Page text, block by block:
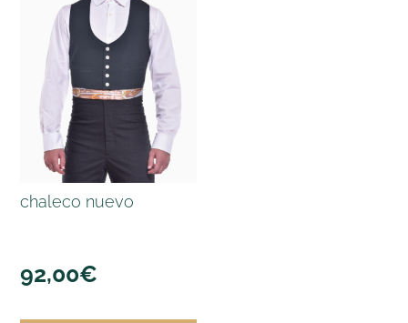
chaleco nuevo
92,00€